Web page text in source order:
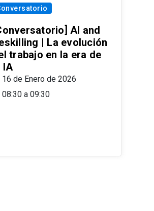
AI and
| La evolución
trabajo en la era de
IA
16 de Enero de 2026
08:30 a 09:30